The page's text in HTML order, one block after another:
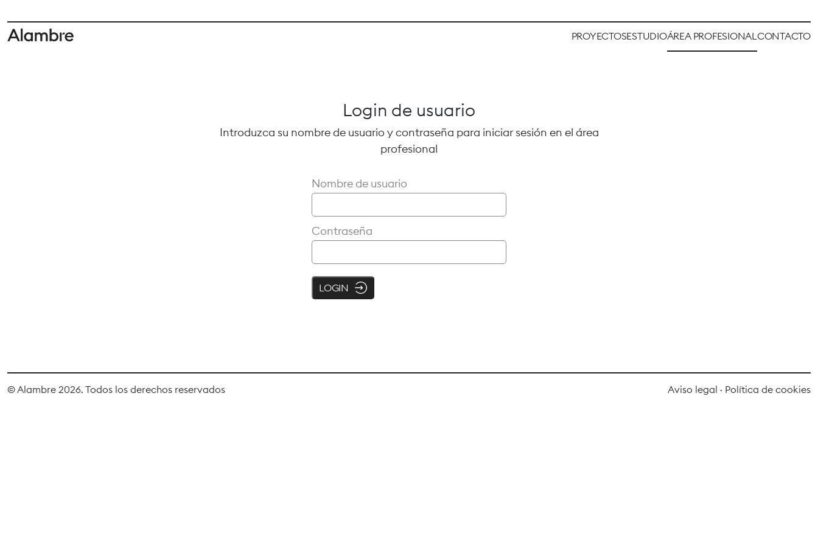
PROYECTOSESTUDIOÁREA PROFESIONALCONTACTO
Login de usuario
Introduzca su nombre de usuario y contraseña para iniciar sesión en el área
profesional
Nombre de usuario
Contraseña
© Alambre 2026. Todos los derechos reservados Aviso legal · Política de cookies